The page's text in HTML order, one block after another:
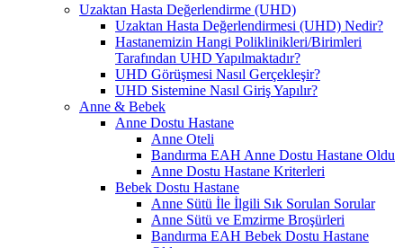
Uzaktan Hasta Değerlendirme (UHD)
Uzaktan Hasta Değerlendirmesi (UHD) Nedir?
Hastanemizin Hangi Poliklinikleri/Birimleri
Tarafından UHD Yapılmaktadır?
UHD Görüşmesi Nasıl Gerçekleşir?
UHD Sistemine Nasıl Giriş Yapılır?
Anne & Bebek
Anne Dostu Hastane
Anne Oteli
Bandırma EAH Anne Dostu Hastane Oldu
Anne Dostu Hastane Kriterleri
Bebek Dostu Hastane
Anne Sütü İle İlgili Sık Sorulan Sorular
Anne Sütü ve Emzirme Broşürleri
Bandırma EAH Bebek Dostu Hastane